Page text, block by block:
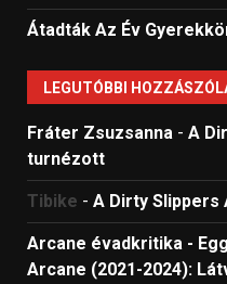
Átadták Az Év
LEGUTÓBBI
Fráter Zsuzsanna - A
turnézott
Tibike - A Dirty
Arcane évadkritika -
Arcane (2021-2024):